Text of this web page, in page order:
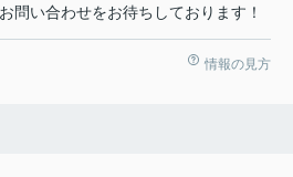
問い合わせをお待ちしております！
情報の見方